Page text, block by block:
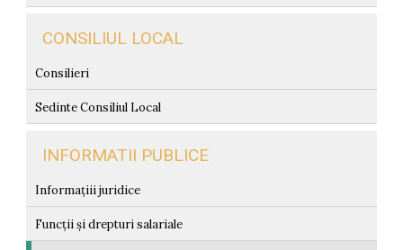
CONSILIUL LOCAL
Consilieri
Sedinte Consiliul Local
INFORMATII PUBLICE
Informațiii juridice
Funcții și drepturi salariale